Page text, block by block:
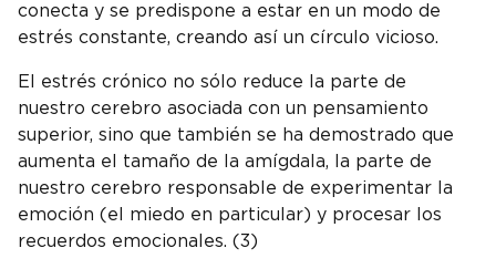
conecta y se predispone a estar en un modo de
estrés constante, creando así un círculo vicioso.
El estrés crónico no sólo reduce la parte de
nuestro cerebro asociada con un pensamiento
superior, sino que también se ha demostrado que
aumenta el tamaño de la amígdala, la parte de
nuestro cerebro responsable de experimentar la
emoción (el miedo en particular) y procesar los
recuerdos emocionales. (3)